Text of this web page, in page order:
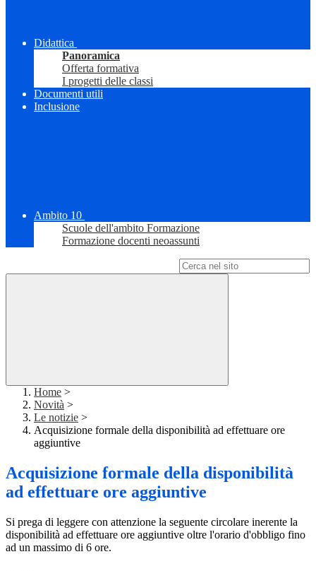
Didattica
Panoramica
Offerta formativa
I progetti delle classi
Documenti utili
Inclusione
Ambito 10
Scuole dell'ambito Formazione
Formazione docenti neoassunti
Home >
Novità >
Le notizie >
Acquisizione formale della disponibilità ad effettuare ore
aggiuntive
Acquisizione formale della disponibilità
ad effettuare ore aggiuntive
Si prega di leggere con attenzione la seguente circolare inerente la
disponibilità ad effettuare ore aggiuntive oltre l'orario d'obbligo fino
ad un massimo di 6 ore.